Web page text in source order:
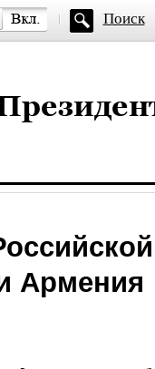
Поиск
России —
Армения